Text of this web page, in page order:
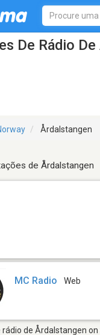
De Rádio
Årdalstangen
de Årdalstangen
MC Radio Web
rádio de Årdalstangen